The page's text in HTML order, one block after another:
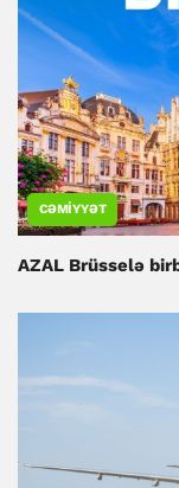
CƏMIYYƏT
AZAL Brüsselə